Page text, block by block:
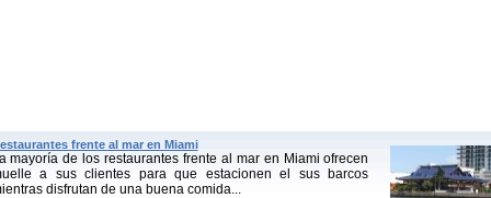
frente al mar en Miami
mayoría de los restaurantes frente al mar en Miami ofrecen
a sus clientes para que estacionen el sus barcos
disfrutan de una buena comida...